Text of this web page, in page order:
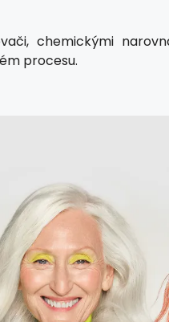
chemickými
procesu.